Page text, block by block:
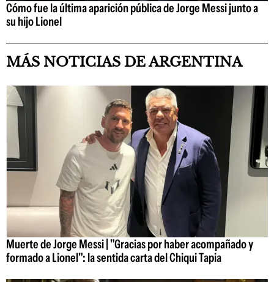
Cómo fue la última aparición pública de Jorge Messi junto a
su hijo Lionel
MÁS NOTICIAS DE ARGENTINA
Muerte de Jorge Messi | "Gracias por haber acompañado y
formado a Lionel": la sentida carta del Chiqui Tapia